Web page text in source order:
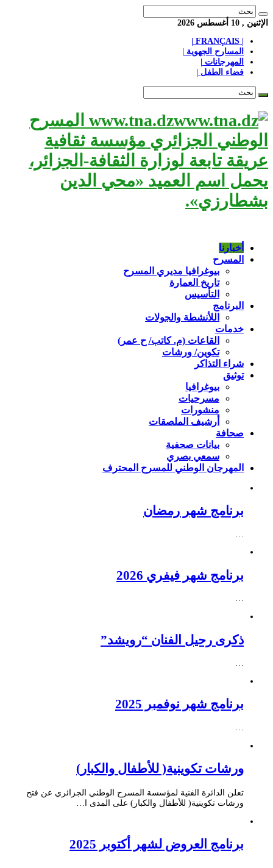
الإثنين , 10 أغسطس 2026
المسارح الجهوية |
المهرجانات |
فضاء الطفل |
www.tna.dz المسرح
الوطني الجزائري مؤسسة ثقافية
عريقة تابعة لوزارة الثقافة-الجزائر،
يحمل اسم العميد «محي الدين
بشطارزي».
أخبارنا
المسرح
بيوغرافيا مديري المسرح
تاريخ العمارة
التأسيس
البرنامج
اللأنشطة والجولات
خدمات
القاعات (م. كاتب/ ح عمر)
تكوين/ ورشات
شراء التذاكر
توثيق
بيوغرافيا
مسرحيات
منشورات
أرشيف الملصقات
صحافة
بيانات صحفية
سمعي بصري
المهرجان الوطني للمسرح المحترف
برنامج شهر رمضان
…
برنامج شهر فيفري 2026
…
ذكرى رحيل الفنان “رويشد”
…
برنامج شهر نوفمبر 2025
ورشات تكوينية( للأطفال والكبار)
تعلن الدائرة الفنية لمؤسسة المسرح الوطني الجزائري عن فتح
ورشات تكوينية( للأطفال والكبار) على المدى ا…
برنامج العروض لشهر أكتوبر 2025